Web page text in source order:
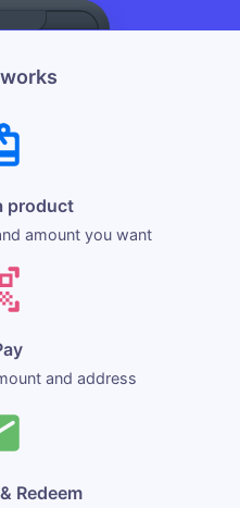
product
amount you want
and address
Redeem